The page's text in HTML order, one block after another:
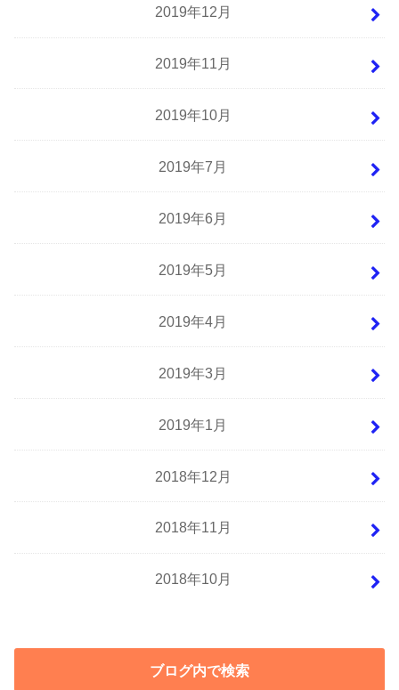
2019年12月
2019年11月
2019年10月
2019年7月
2019年6月
2019年5月
2019年4月
2019年3月
2019年1月
2018年12月
2018年11月
2018年10月
ブログ内で検索